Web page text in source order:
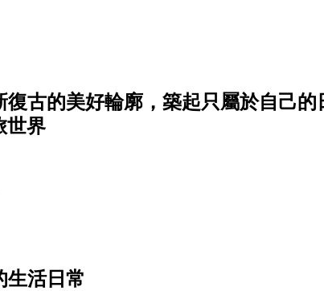
復古的美好輪廓，築起只屬於自己
世界
生活日常